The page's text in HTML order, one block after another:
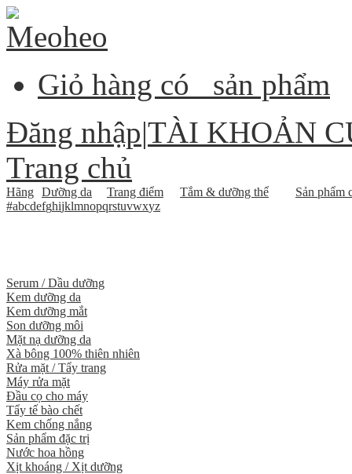
Giỏ hàng có
sản phẩm
Đăng nhập|TÀI KHOẢN
Trang chủ
Hãng Dưỡng da Trang điểm Tắm & dưỡng thể
Sản phẩm
#abcdefghijklmnopqrstuvwxyz
Serum / Dầu dưỡng
Kem dưỡng da
Kem dưỡng mắt
Son dưỡng môi
Mặt nạ dưỡng da
Xà bông 100% thiên nhiên
Rửa mặt / Tẩy trang
Máy rửa mặt
Đầu cọ cho máy
Tẩy tế bào chết
Kem chống nắng
Sản phẩm đặc trị
Nước hoa hồng
Xịt khoáng / Xịt dưỡng